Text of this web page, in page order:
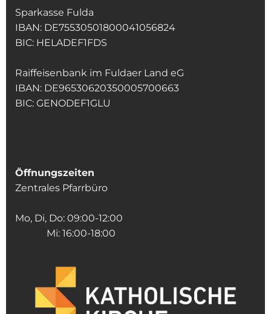
Sparkasse Fulda
IBAN: DE75530501800041056824
BIC: HELADEF1FDS
Raiffeisenbank im Fuldaer Land eG
IBAN: DE96530620350005700663
BIC: GENODEF1GLU
Öffnungszeiten
Zentrales Pfarrbüro
Mo, Di, Do: 09:00-12:00
Mi: 16:00-18:00